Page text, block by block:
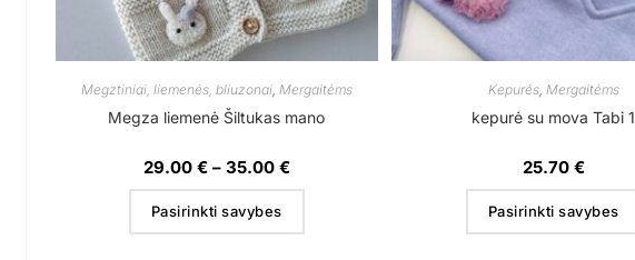
Megztiniai, liemenės, bliuzonai, Mergaitėms
Megza liemenė Šiltukas mano
29.00 € – 35.00 €
Pasirinkti savybes
Kepurės, Mergaitėms
kepurė su mova Tabi 1
25.70 €
Pasirinkti savybes